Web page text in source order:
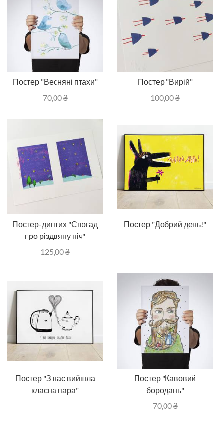
Постер "Весняні птахи"
70,00₴
Постер "Вирій"
100,00₴
Постер-диптих "Спогад
про різдвяну ніч"
125,00₴
Постер "Добрий день!"
Постер "З нас вийшла
класна пара"
Постер "Кавовий
бородань"
70,00₴